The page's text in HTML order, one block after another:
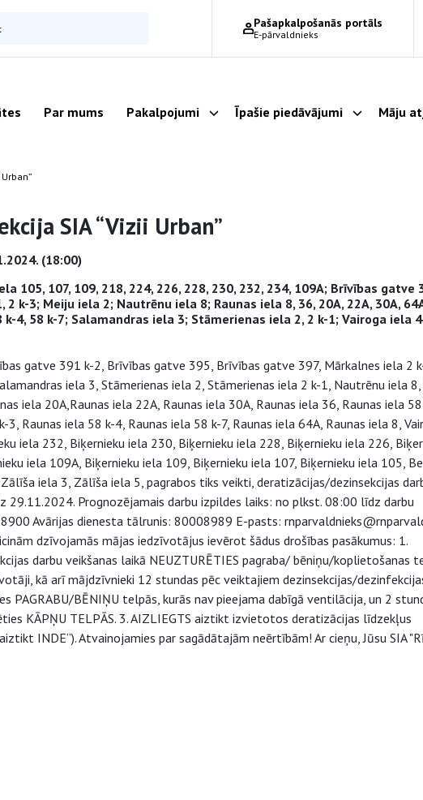
Pašapkalpošanās portāls
E-pārvaldnieks
Par mums Pakalpojumi Parādīt apakšizvēlni
Īpašie piedāvājumi Parādīt
Māju
SIA “Vizii Urban”
(18:00)
105, 107, 109, 218, 224, 226, 228, 230, 232, 234, 109A; Brīvības gatve
2 k-3; Meiju iela 2; Nautrēnu iela 8; Raunas iela 8, 36, 20A, 22A, 30A,
k-4, 58 k-7; Salamandras iela 3; Stāmerienas iela 2, 2 k-1; Vairoga iela
gatve 391 k-2, Brīvības gatve 395, Brīvības gatve 397, Mārkalnes iela 2
iela 3, Stāmerienas iela 2, Stāmerienas iela 2 k-1, Nautrēnu iela 8,
iela 20A,Raunas iela 22A, Raunas iela 30A, Raunas iela 36, Raunas iela
3, Raunas iela 58 k-4, Raunas iela 58 k-7, Raunas iela 64A, Raunas iela 8,
iela 232, Biķernieku iela 230, Biķernieku iela 228, Biķernieku iela 226,
iela 109A, Biķernieku iela 109, Biķernieku iela 107, Biķernieku iela 105,
iela 3, Zālīša iela 5, pagrabos tiks veikti, deratizācijas/dezinsekcijas
29.11.2024. Prognozējamais darbu izpildes laiks: no plkst. 08:00 līdz darbu
Avārijas dienesta tālrunis: 80008989 E-pasts:
dzīvojamās mājas iedzīvotājus ievērot šādus drošības pasākumus: 1.
darbu veikšanas laikā NEUZTURĒTIES pagraba/ bēniņu/koplietošanas
kā arī mājdzīvnieki 12 stundas pēc veiktajiem dezinsekcijas/
PAGRABU/BĒNIŅU telpās, kurās nav pieejama dabīgā ventilācija, un 2
KĀPŅU TELPĀS. 3. AIZLIEGTS aiztikt izvietotos deratizācijas līdzekļus
INDE”). Atvainojamies par sagādātajām neērtībām! Ar cieņu, Jūsu SIA